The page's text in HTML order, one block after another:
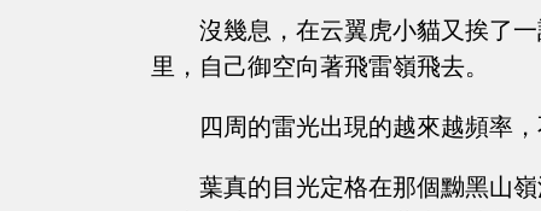
沒幾息，在云翼虎小貓又挨了
里，自己御空向著飛雷嶺飛去。
四周的雷光出現的越來越頻率
葉真的目光定格在那個黝黑山